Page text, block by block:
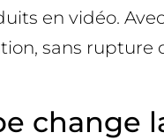
en vidéo.
sans rupture
change